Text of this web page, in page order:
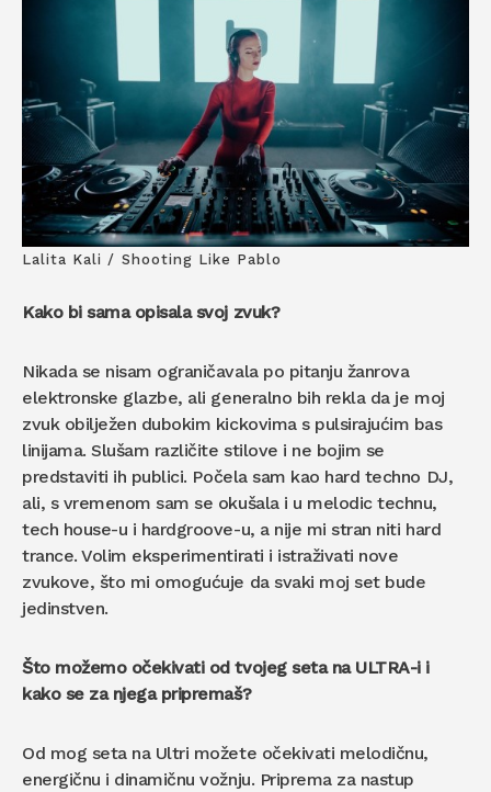
Lalita Kali / Shooting Like Pablo
Kako bi sama opisala svoj zvuk?
Nikada se nisam ograničavala po pitanju žanrova
elektronske glazbe, ali generalno bih rekla da je moj
zvuk obilježen dubokim kickovima s pulsirajućim bas
linijama. Slušam različite stilove i ne bojim se
predstaviti ih publici. Počela sam kao hard techno DJ,
ali, s vremenom sam se okušala i u melodic technu,
tech house-u i hardgroove-u, a nije mi stran niti hard
trance. Volim eksperimentirati i istraživati nove
zvukove, što mi omogućuje da svaki moj set bude
jedinstven.
Što možemo očekivati od tvojeg seta na ULTRA-i i
kako se za njega pripremaš?
Od mog seta na Ultri možete očekivati melodičnu,
energičnu i dinamičnu vožnju. Priprema za nastup